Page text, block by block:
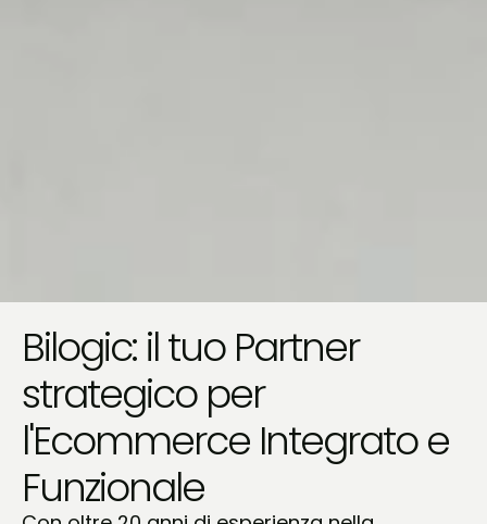
Bilogic: il tuo Partner
strategico per
l'Ecommerce Integrato e
Funzionale